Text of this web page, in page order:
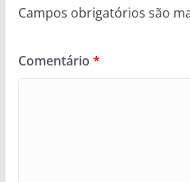
Campos obrigatórios são
Comentário *